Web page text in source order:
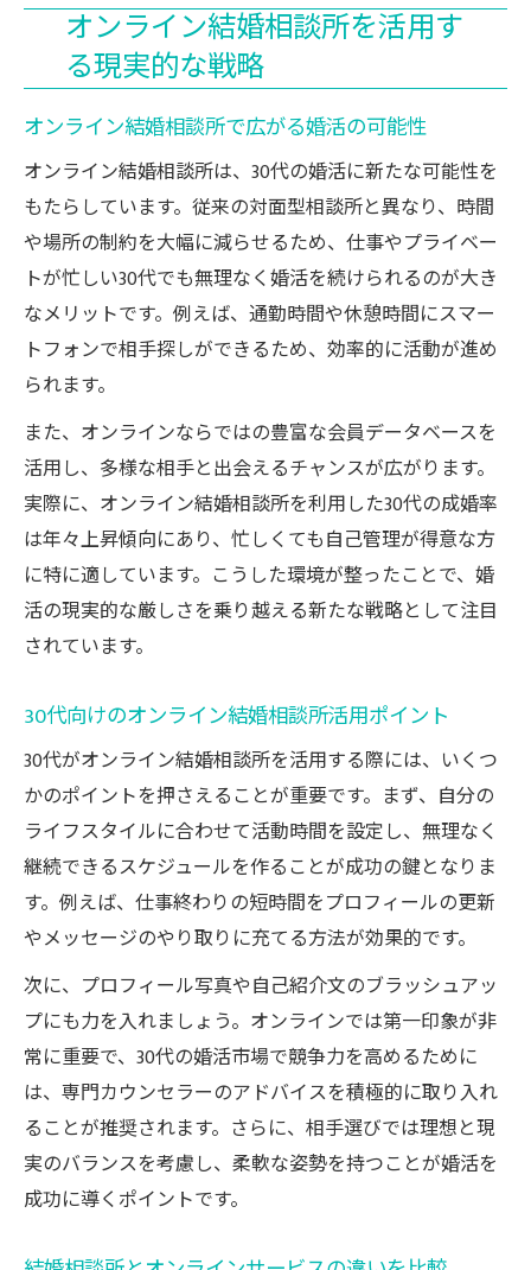
オンライン結婚相談所を活用す
る現実的な戦略
オンライン結婚相談所で広がる婚活の可能性
オンライン結婚相談所は、30代の婚活に新たな可能性を
もたらしています。従来の対面型相談所と異なり、時間
や場所の制約を大幅に減らせるため、仕事やプライベー
トが忙しい30代でも無理なく婚活を続けられるのが大き
なメリットです。例えば、通勤時間や休憩時間にスマー
トフォンで相手探しができるため、効率的に活動が進め
られます。
また、オンラインならではの豊富な会員データベースを
活用し、多様な相手と出会えるチャンスが広がります。
実際に、オンライン結婚相談所を利用した30代の成婚率
は年々上昇傾向にあり、忙しくても自己管理が得意な方
に特に適しています。こうした環境が整ったことで、婚
活の現実的な厳しさを乗り越える新たな戦略として注目
されています。
30代向けのオンライン結婚相談所活用ポイント
30代がオンライン結婚相談所を活用する際には、いくつ
かのポイントを押さえることが重要です。まず、自分の
ライフスタイルに合わせて活動時間を設定し、無理なく
継続できるスケジュールを作ることが成功の鍵となりま
す。例えば、仕事終わりの短時間をプロフィールの更新
やメッセージのやり取りに充てる方法が効果的です。
次に、プロフィール写真や自己紹介文のブラッシュアッ
プにも力を入れましょう。オンラインでは第一印象が非
常に重要で、30代の婚活市場で競争力を高めるために
は、専門カウンセラーのアドバイスを積極的に取り入れ
ることが推奨されます。さらに、相手選びでは理想と現
実のバランスを考慮し、柔軟な姿勢を持つことが婚活を
成功に導くポイントです。